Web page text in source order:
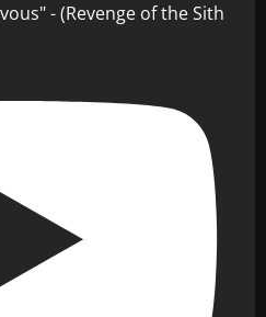
- (Revenge of the Sith